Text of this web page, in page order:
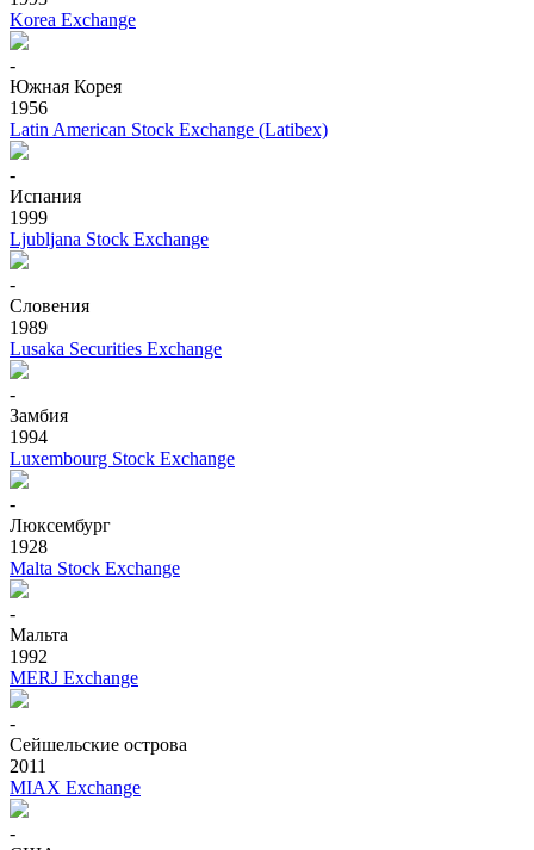
Korea Exchange
-
Южная Корея
1956
Latin American Stock Exchange (Latibex)
-
Испания
1999
Ljubljana Stock Exchange
-
Словения
1989
Lusaka Securities Exchange
-
Замбия
1994
Luxembourg Stock Exchange
-
Люксембург
1928
Malta Stock Exchange
-
Мальта
1992
MERJ Exchange
-
Сейшельские острова
2011
MIAX Exchange
-